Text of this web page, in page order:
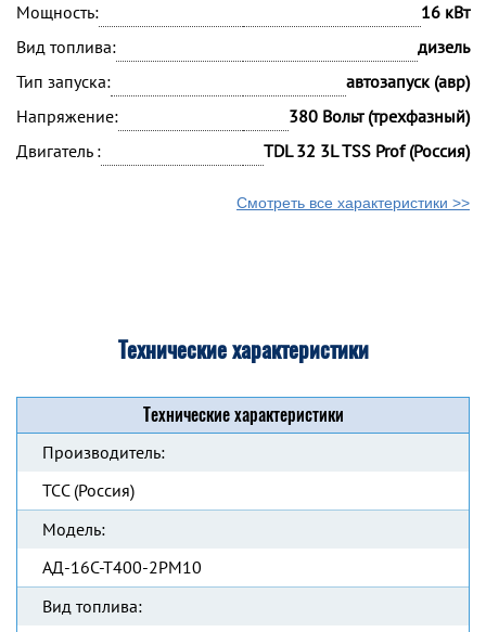
Мощность:
16 кВт
Вид топлива:
дизель
Тип запуска:
автозапуск (авр)
Напряжение:
380 Вольт (трехфазный)
Двигатель :
TDL 32 3L TSS Prof (Россия)
Смотреть все характеристики >>
Технические характеристики
Технические характеристики
Производитель:
ТСС (Россия)
Модель:
АД-16С-Т400-2РМ10
Вид топлива: